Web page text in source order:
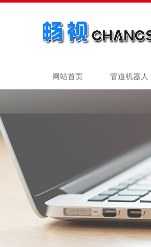
网站首页 管道机器人